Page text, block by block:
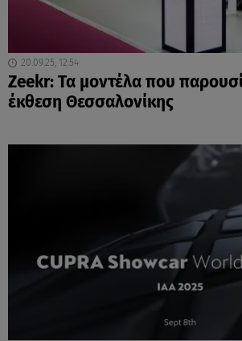
20.09.25, 12:54
Zeekr: Τα μοντέλα που
έκθεση Θεσσαλονίκης